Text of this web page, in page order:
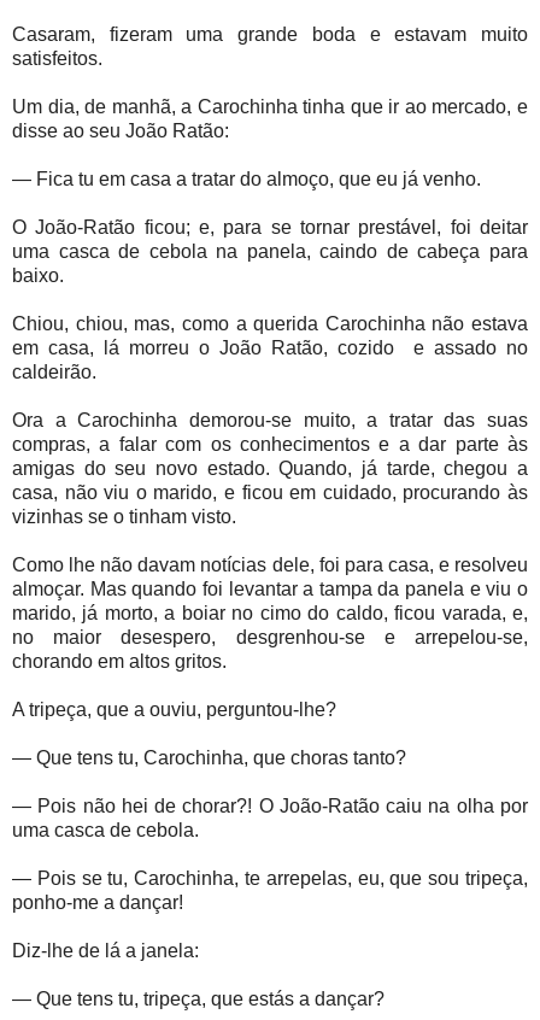
Casaram, fizeram uma grande boda e estavam muito
satisfeitos.
Um dia, de manhã, a Carochinha tinha que ir ao mercado, e
disse ao seu João Ratão:
— Fica tu em casa a tratar do almoço, que eu já venho.
O João-Ratão ficou; e, para se tornar prestável, foi deitar
uma casca de cebola na panela, caindo de cabeça para
baixo.
Chiou, chiou, mas, como a querida Carochinha não estava
em casa, lá morreu o João Ratão, cozido
e assado no
caldeirão.
Ora a Carochinha demorou-se muito, a tratar das suas
compras, a falar com os conhecimentos e a dar parte às
amigas do seu novo estado. Quando, já tarde, chegou a
casa, não viu o marido, e ficou em cuidado, procurando às
vizinhas se o tinham visto.
Como lhe não davam notícias dele, foi para casa, e resolveu
almoçar. Mas quando foi levantar a tampa da panela e viu o
marido, já morto, a boiar no cimo do caldo, ficou varada, e,
no maior desespero, desgrenhou-se e arrepelou-se,
chorando em altos gritos.
A tripeça, que a ouviu, perguntou-lhe?
— Que tens tu, Carochinha, que choras tanto?
— Pois não hei de chorar?! O João-Ratão caiu na olha por
uma casca de cebola.
— Pois se tu, Carochinha, te arrepelas, eu, que sou tripeça,
ponho-me a dançar!
Diz-lhe de lá a janela:
— Que tens tu, tripeça, que estás a dançar?